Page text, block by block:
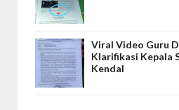
Viral Video Guru
Klarifikasi Kepala
Kendal